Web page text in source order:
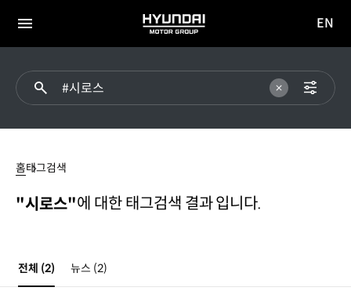
전체
HYUNDAI
MOTOR
이동
EN
홈태그검색
"시로스"에 대한 태그검색 결과 입니다.
전체 (2) 뉴스 (2)